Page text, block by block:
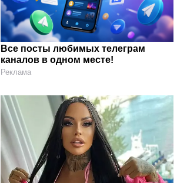
Все посты любимых телеграм
каналов в одном месте!
Реклама